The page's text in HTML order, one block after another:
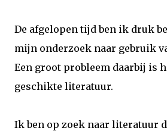
De afgelopen tijd ben ik druk
mijn onderzoek naar gebruik
Een groot probleem daarbij is
geschikte literatuur.
Ik ben op zoek naar literatuur